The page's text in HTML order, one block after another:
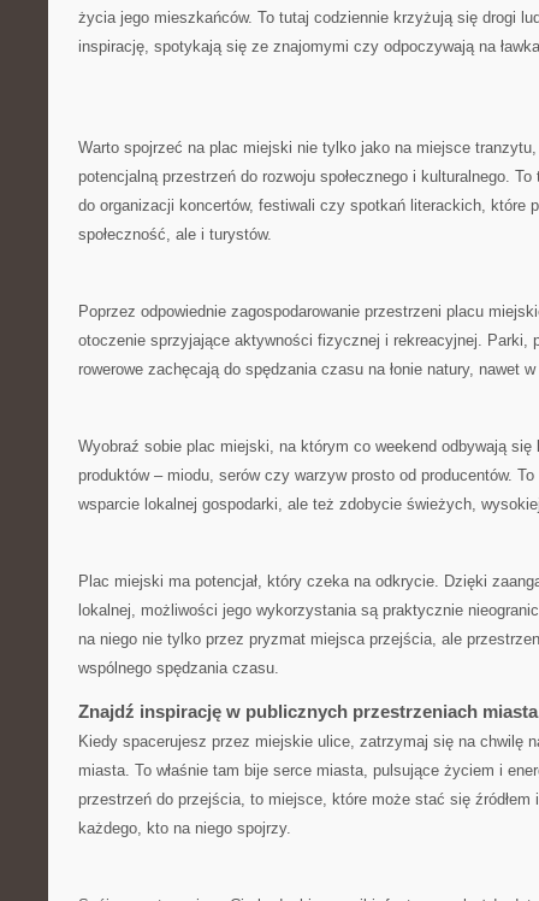
życia jego mieszkańców. To tutaj codziennie krzyżują się drogi
inspirację, spotykają się ze znajomymi czy odpoczywają ‌na
Warto spojrzeć na⁤ plac miejski ‌nie tylko jako na miejsce
potencjalną przestrzeń do ⁣rozwoju społecznego i kulturalnego.
do organizacji ⁢koncertów, festiwali​ czy spotkań literackich, ​które
społeczność,⁣ ale i ⁤turystów.
Poprzez odpowiednie zagospodarowanie przestrzeni placu​
otoczenie ⁣sprzyjające aktywności fizycznej i rekreacyjnej. Parki,
rowerowe⁤ zachęcają do spędzania ⁢czasu na łonie natury, ⁢nawet
Wyobraź sobie ​plac miejski, na którym‌ co weekend‌ odbywają się
produktów – miodu, serów czy warzyw prosto ‍od producentów.
wsparcie lokalnej gospodarki, ale też zdobycie świeżych,
Plac ⁤miejski ma‍ potencjał, który ‌czeka na odkrycie.⁤ Dzięki
lokalnej, możliwości jego wykorzystania są praktycznie
na niego nie tylko‌ przez pryzmat miejsca przejścia, ale
wspólnego spędzania czasu.
Znajdź inspirację w publicznych przestrzeniach miasta
Kiedy spacerujesz‍ przez miejskie ulice, zatrzymaj się na chwilę
miasta. To właśnie⁤ tam bije ⁣serce ‌miasta, pulsujące życiem ⁤i
przestrzeń do przejścia, to ⁣miejsce,‌ które‌ może ⁢stać się źródłem
każdego, kto na niego spojrzy.